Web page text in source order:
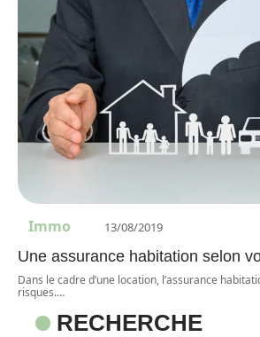
Immo 13/08/2019
Une assurance habitation selon
Dans le cadre d’une location, l’assurance
risques.…
RECHERCHE